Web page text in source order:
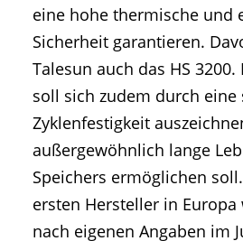
eine hohe thermische und
Sicherheit garantieren.
Talesun auch das HS 3200.
soll sich zudem durch eine
Zyklenfestigkeit
außergewöhnlich lange
Speichers ermöglichen
ersten Hersteller in Europa
nach eigenen Angaben im